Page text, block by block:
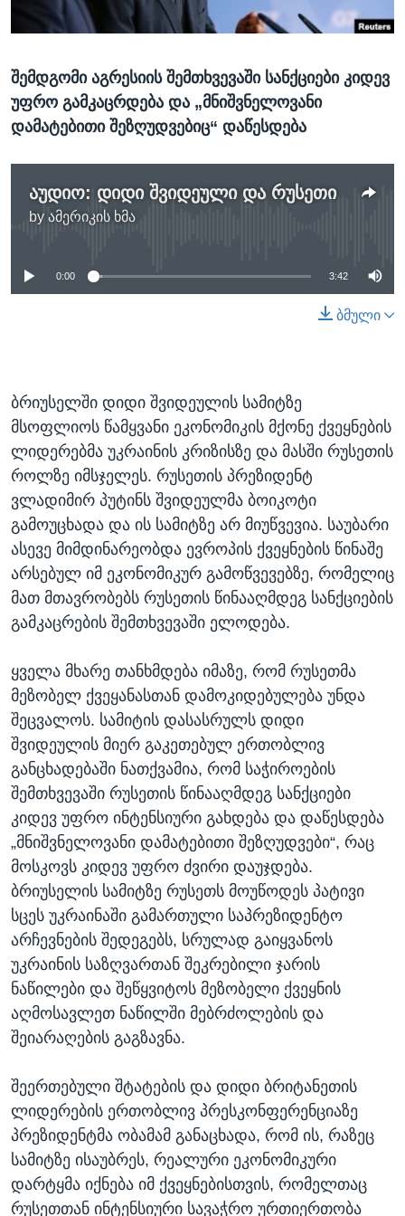
ᲡᲢᲣᲓᲘᲐ ᲕᲐᲨᲘᲜᲒᲢᲝᲜᲘ
ᲔᲙᲝᲜᲝᲛᲘᲙᲐ
ᲛᲔᲪᲜᲘᲔᲠᲔᲑᲐ
ᲘᲜᲢᲔᲠᲕᲘᲣ
ᲓᲔᲖᲘᲜᲤᲝᲠᲛᲐᲪᲘᲐ
Learning English
ᲗᲕᲐᲚᲘ ᲒᲕᲐᲓᲔᲕᲜᲔᲗ
ენები
შემდგომი აგრესიის შემთხვევაში სანქციები კიდევ
უფრო გამკაცრდება და „მნიშვნელოვანი
დამატებითი შეზღუდვებიც“ დაწესდება
აუდიო: დიდი შვიდეული და რუსეთი
by ამერიკის ხმა
No media source currently available
0:00 3:42
ბმული
ბრიუსელში დიდი შვიდეულის სამიტზე
მსოფლიოს წამყვანი ეკონომიკის მქონე ქვეყნების
ლიდერებმა უკრაინის კრიზისზე და მასში რუსეთის
როლზე იმსჯელეს. რუსეთის პრეზიდენტ
ვლადიმირ პუტინს შვიდეულმა ბოიკოტი
გამოუცხადა და ის სამიტზე არ მიუწვევია. საუბარი
ასევე მიმდინარეობდა ევროპის ქვეყნების წინაშე
არსებულ იმ ეკონომიკურ გამოწვევებზე, რომელიც
მათ მთავრობებს რუსეთის წინააღმდეგ სანქციების
გამკაცრების შემთხვევაში ელოდება.
ყველა მხარე თანხმდება იმაზე, რომ რუსეთმა
მეზობელ ქვეყანასთან დამოკიდებულება უნდა
შეცვალოს. სამიტის დასასრულს დიდი
შვიდეულის მიერ გაკეთებულ ერთობლივ
განცხადებაში ნათქვამია, რომ საჭიროების
შემთხვევაში რუსეთის წინააღმდეგ სანქციები
კიდევ უფრო ინტენსიური გახდება და დაწესდება
„მნიშვნელოვანი დამატებითი შეზღუდვები“, რაც
მოსკოვს კიდევ უფრო ძვირი დაუჯდება.
ბრიუსელის სამიტზე რუსეთს მოუწოდეს პატივი
სცეს უკრაინაში გამართული საპრეზიდენტო
არჩევნების შედეგებს, სრულად გაიყვანოს
უკრაინის საზღვართან შეკრებილი ჯარის
ნაწილები და შეწყვიტოს მეზობელი ქვეყნის
აღმოსავლეთ ნაწილში მებრძოლების და
შეიარაღების გაგზავნა.
შეერთებული შტატების და დიდი ბრიტანეთის
ლიდერების ერთობლივ პრესკონფერენციაზე
პრეზიდენტმა ობამამ განაცხადა, რომ ის, რაზეც
სამიტზე ისაუბრეს, რეალური ეკონომიკური
დარტყმა იქნება იმ ქვეყნებისთვის, რომელთაც
რუსეთთან ინტენსიური სავაჭრო ურთიერთობა